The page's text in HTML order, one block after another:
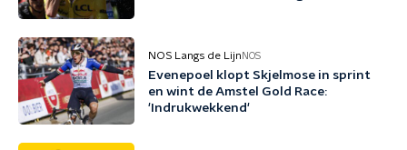
NOS Langs de Lijn NOS
Evenepoel klopt Skjelmose in sprint
en wint de Amstel Gold Race:
'Indrukwekkend'